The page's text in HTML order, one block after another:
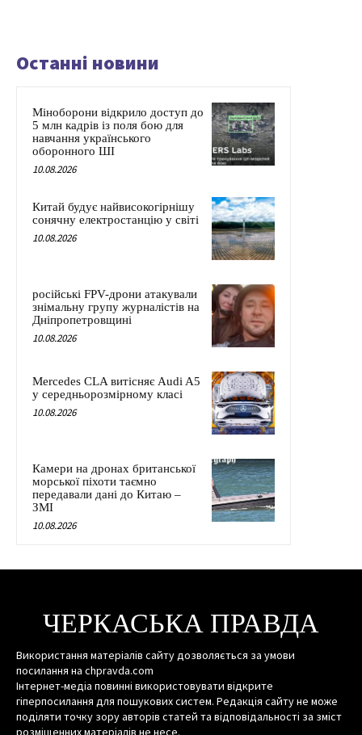
Останні новини
Міноборони відкрило доступ до
5 млн кадрів із поля бою для
навчання українського
оборонного ШІ
10.08.2026
Китай будує найвисокогірнішу
сонячну електростанцію у світі
10.08.2026
російські FPV-дрони атакували
знімальну групу журналістів на
Дніпропетровщині
10.08.2026
Mercedes CLA витісняє Audi A5
у середньорозмірному класі
10.08.2026
Камери на дронах британської
морської піхоти таємно
передавали дані до Китаю –
ЗМІ
10.08.2026
ЧЕРКАСЬКА ПРАВДА
Використання матеріалів сайту дозволяється за умови
посилання на chpravda.com
Інтернет-медіа повинні використовувати відкрите
гіперпосилання для пошукових систем. Редакція сайту не може
поділяти точку зору авторів статей та відповідальності за зміст